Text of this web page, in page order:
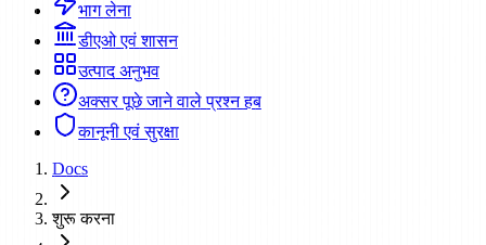
भाग लेना
डीएओ एवं शासन
उत्पाद अनुभव
अक्सर पूछे जाने वाले प्रश्न हब
कानूनी एवं सुरक्षा
Docs
शुरू करना